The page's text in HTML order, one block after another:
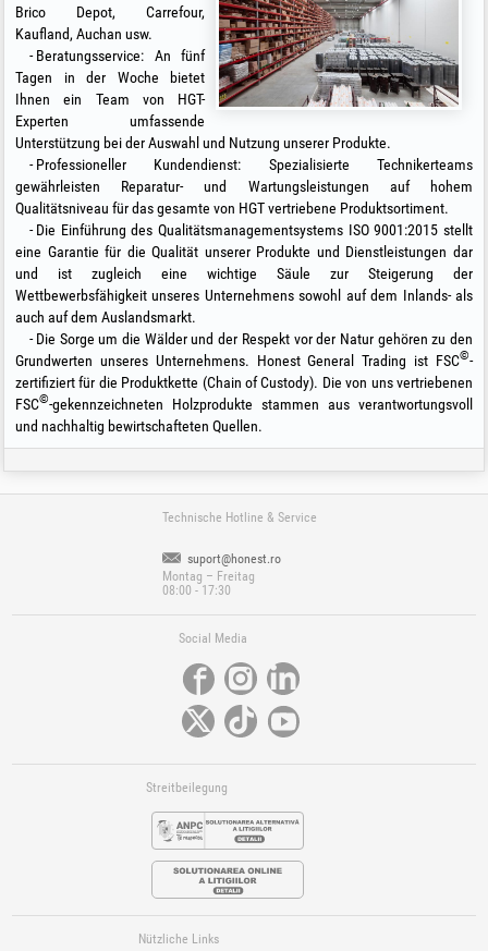
Brico Depot, Carrefour,
Kaufland, Auchan usw.
Beratungsservice: An fünf
Tagen in der Woche bietet
Ihnen ein Team von HGT-
Experten umfassende
Unterstützung bei der Auswahl und Nutzung unserer Produkte.
Professioneller Kundendienst: Spezialisierte Technikerteams
gewährleisten Reparatur- und Wartungsleistungen auf hohem
Qualitätsniveau für das gesamte von HGT vertriebene Produktsortiment.
Die Einführung des Qualitätsmanagementsystems ISO 9001:2015 stellt
eine Garantie für die Qualität unserer Produkte und Dienstleistungen dar
und ist zugleich eine wichtige Säule zur Steigerung der
Wettbewerbsfähigkeit unseres Unternehmens sowohl auf dem Inlands- als
auch auf dem Auslandsmarkt.
Die Sorge um die Wälder und der Respekt vor der Natur gehören zu den
Grundwerten unseres Unternehmens. Honest General Trading ist FSC©-
zertifiziert für die Produktkette (Chain of Custody). Die von uns vertriebenen
FSC©-gekennzeichneten Holzprodukte stammen aus verantwortungsvoll
und nachhaltig bewirtschafteten Quellen.
Technische Hotline & Service
suport@honest.ro
Montag – Freitag
08:00 - 17:30
Social Media
Streitbeilegung
Nützliche Links